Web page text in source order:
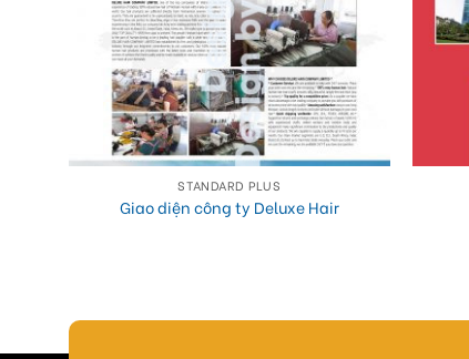
STANDARD PLUS
Giao diện công ty Deluxe Hair